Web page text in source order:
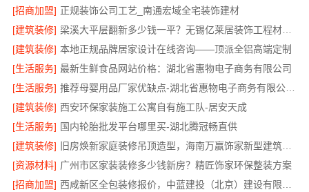
[招商加盟] 正规装饰公司工艺_南通宏域全宅装饰建材
[建筑装修]
梁溪大平层翻新多少钱一平？无锡亿莱居装饰工程材料有限公司
[建筑装修] 本地正规品牌居家设计在线咨询——顶派全铝高端定制
[生活服务] 最新生鲜食品网站价格：湖北省惠物电子商务有限公司
[生活服务]
推荐母婴用品厂家优缺点-湖北省惠物电子商务有限公司推荐
[建筑装修] 西安环保家装施工公寓自有施工队-居安天成
[生活服务] 国内轮胎批发平台哪里买-湖北腾冠畅直供
[建筑装修]
旧房焕新家庭装修吊顶造型，海南万赢饰家新型建筑材料有限公美化空间
[资源材料] 广州市区家装装修多少钱新房？精匠饰家环保整装方案
[招商加盟]